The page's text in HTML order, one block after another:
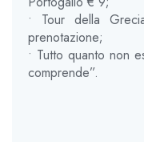
• Tour della
prenotazione;
• Tutto quanto non
comprende”.